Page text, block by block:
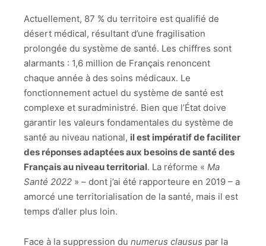
Actuellement, 87 % du territoire est qualifié de
désert médical, résultant d’une fragilisation
prolongée du système de santé. Les chiffres sont
alarmants : 1,6 million de Français renoncent
chaque année à des soins médicaux. Le
fonctionnement actuel du système de santé est
complexe et suradministré. Bien que l’État doive
garantir les valeurs fondamentales du système de
santé au niveau national, il est impératif de faciliter
des réponses adaptées aux besoins de santé des
Français au niveau territorial. La réforme « Ma
Santé 2022 » – dont j’ai été rapporteure en 2019 – a
amorcé une territorialisation de la santé, mais il est
temps d’aller plus loin.
Face à la suppression du numerus clausus par la